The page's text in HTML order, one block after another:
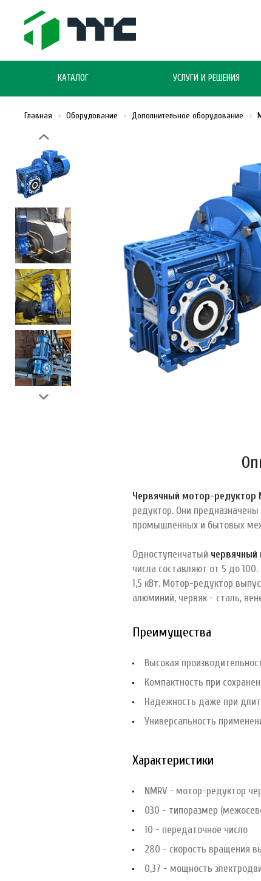
КАТАЛОГ УСЛУГИ И РЕШЕНИЯ
Главная Оборудование Дополнительное оборудование
Червячный мотор-редуктор
редуктор. Они
промышленных и бытовых
Одноступенчатый червячный
числа составляют от 5 до
1,5 кВт. Мотор-редуктор
алюминий, червяк - сталь,
Преимущества
Высокая
Компактность при
Надежность даже при
Универсальность
Характеристики
NMRV - мотор-редуктор
030 - типоразмер
10 - передаточное число
280 - скорость вращения
0,37 - мощность